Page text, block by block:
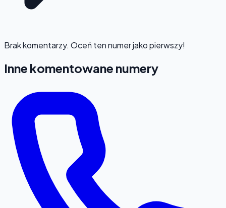
Brak komentarzy. Oceń ten numer jako pierwszy!
Inne komentowane numery